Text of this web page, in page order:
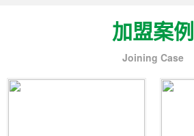
加盟案例
Joining Case